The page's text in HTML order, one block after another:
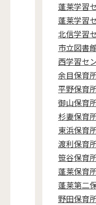
蓬莱学習
蓬莱学習
北信学習
市立図書
西学習セ
余目保育
平野保育
御山保育
杉妻保育
東浜保育
渡利保育
笹谷保育
蓬莱保育
蓬莱第二
野田保育